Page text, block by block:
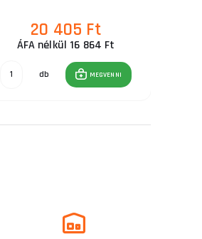
20 405 Ft
ÁFA nélkül 16 864 Ft
db MEGVENNI